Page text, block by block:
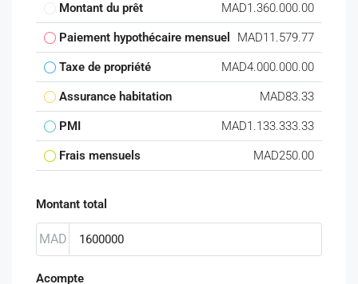
Montant du prêt MAD1.360.000.00
Paiement hypothécaire mensuel MAD11.579.77
Taxe de propriété MAD4.000.000.00
Assurance habitation MAD83.33
PMI MAD1.133.333.33
Frais mensuels MAD250.00
Montant total
MAD
Acompte